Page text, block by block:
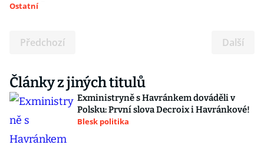
Ostatní
Předchozí Další
Články z jiných titulů
Exministryně s Havránkem dováděli v
Polsku: První slova Decroix i Havránkové!
Blesk politika